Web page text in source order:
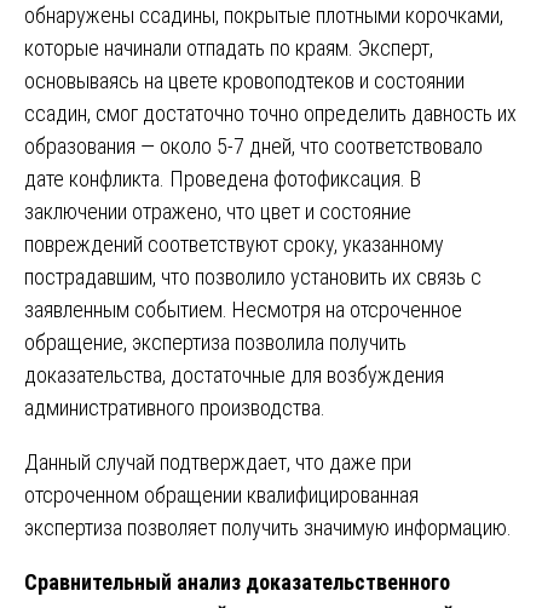
обнаружены ссадины, покрытые плотными корочками,
которые начинали отпадать по краям. Эксперт,
основываясь на цвете кровоподтеков и состоянии
ссадин, смог достаточно точно определить давность их
образования — около 5-7 дней, что соответствовало
дате конфликта. Проведена фотофиксация. В
заключении отражено, что цвет и состояние
повреждений соответствуют сроку, указанному
пострадавшим, что позволило установить их связь с
заявленным событием. Несмотря на отсроченное
обращение, экспертиза позволила получить
доказательства, достаточные для возбуждения
административного производства.
Данный случай подтверждает, что даже при
отсроченном обращении квалифицированная
экспертиза позволяет получить значимую информацию.
Сравнительный анализ доказательственного